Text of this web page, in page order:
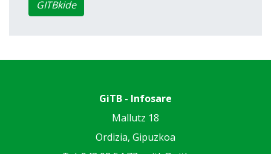
GITBkide
GiTB - Infosare
Mallutz 18
Ordizia, Gipuzkoa